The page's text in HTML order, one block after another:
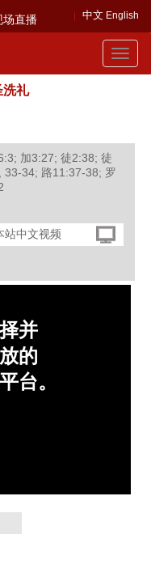
中文 English
场直播
Toggle
洗礼
加3:27; 徒2:38; 徒
33-34; 路11:37-38; 罗
站中文视频